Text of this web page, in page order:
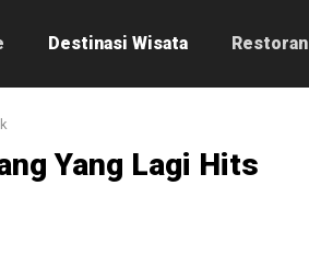
Destinasi Wisata Restoran
Yang Lagi Hits